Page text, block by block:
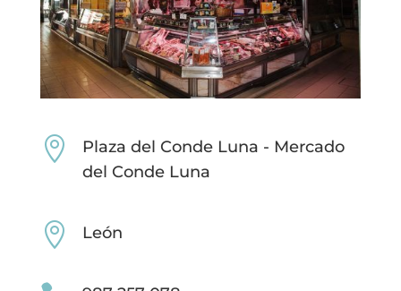

Plaza del Conde Luna - Mercado
del Conde Luna
 León